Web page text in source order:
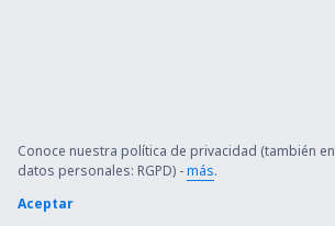
Conoce nuestra política de privacidad (también
datos personales: RGPD) -más.
Aceptar